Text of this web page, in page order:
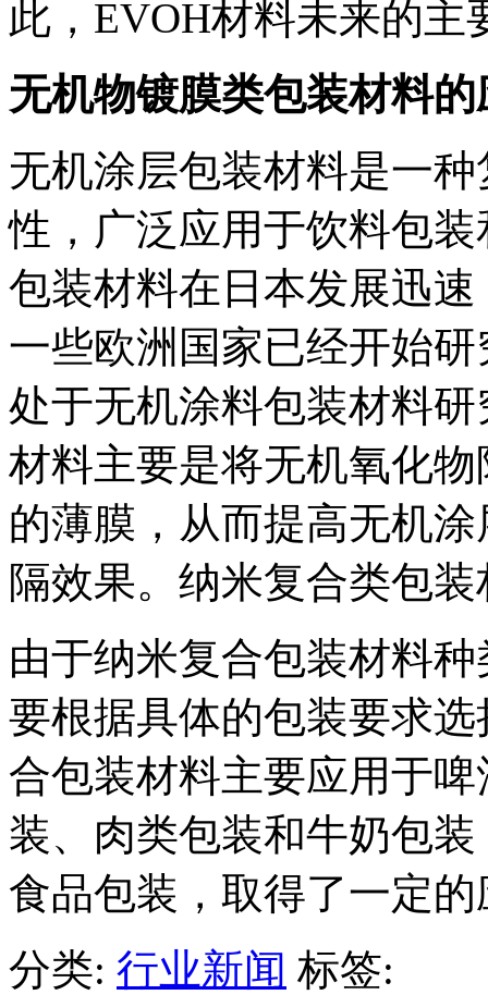
此，EVOH材料未来的
无机物镀膜类包装材料的
无机涂层包装材料是一
性，广泛应用于饮料包
包装材料在日本发展迅
一些欧洲国家已经开始
处于无机涂料包装材料
材料主要是将无机氧化
的薄膜，从而提高无机
隔效果。纳米复合类包
由于纳米复合包装材料
要根据具体的包装要求
合包装材料主要应用于
装、肉类包装和牛奶包
食品包装，取得了一定
分类: 行业新闻 标签: